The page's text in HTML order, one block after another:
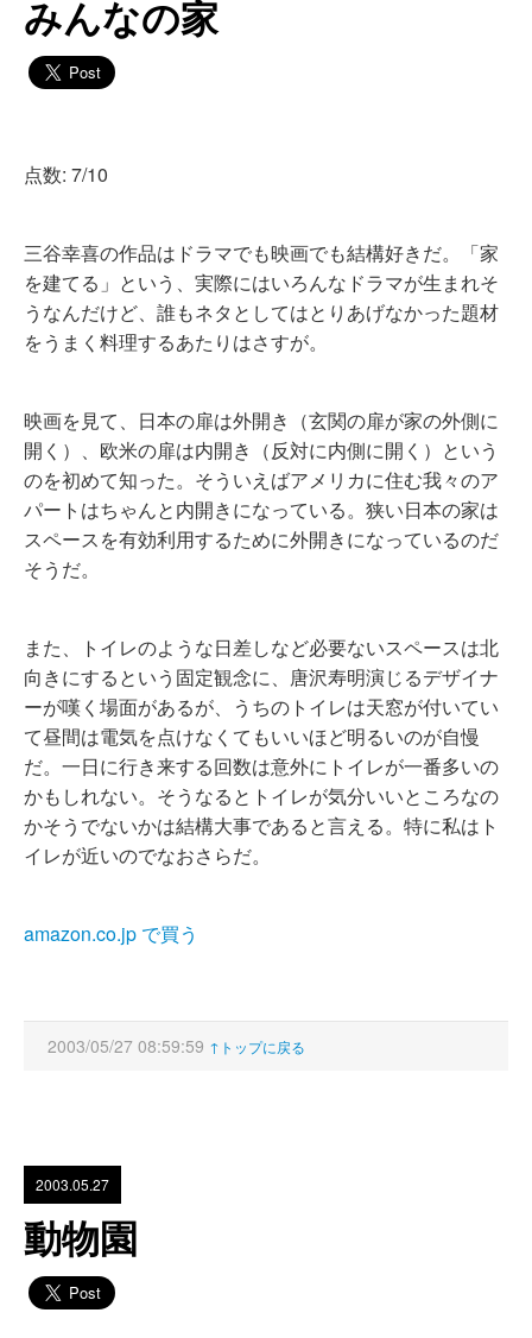
みんなの家
点数: 7/10
三谷幸喜の作品はドラマでも映画でも結構好きだ。「家
を建てる」という、実際にはいろんなドラマが生まれそ
うなんだけど、誰もネタとしてはとりあげなかった題材
をうまく料理するあたりはさすが。
映画を見て、日本の扉は外開き（玄関の扉が家の外側に
開く）、欧米の扉は内開き（反対に内側に開く）という
のを初めて知った。そういえばアメリカに住む我々のア
パートはちゃんと内開きになっている。狭い日本の家は
スペースを有効利用するために外開きになっているのだ
そうだ。
また、トイレのような日差しなど必要ないスペースは北
向きにするという固定観念に、唐沢寿明演じるデザイナ
ーが嘆く場面があるが、うちのトイレは天窓が付いてい
て昼間は電気を点けなくてもいいほど明るいのが自慢
だ。一日に行き来する回数は意外にトイレが一番多いの
かもしれない。そうなるとトイレが気分いいところなの
かそうでないかは結構大事であると言える。特に私はト
イレが近いのでなおさらだ。
amazon.co.jp で買う
2003/05/27 08:59:59 ↑トップに戻る
2003.05.27
動物園